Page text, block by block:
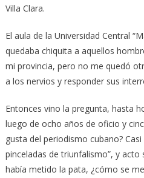
Villa Clara.
El aula de la Universidad Central
quedaba chiquita a aquellos
mi provincia, pero no me quedó
a los nervios y responder sus
Entonces vino la pregunta, hasta
luego de ocho años de oficio y
gusta del periodismo cubano?
pinceladas de triunfalismo”, y
había metido la pata, ¿cómo se